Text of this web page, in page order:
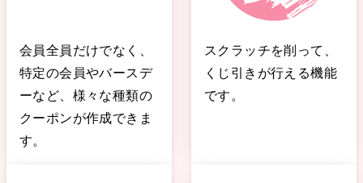
会員全員だけでなく、
特定の会員やバースデ
ーなど、様々な種類の
クーポンが作成できま
す。
スクラッチを削って、
くじ引きが行える機能
です。